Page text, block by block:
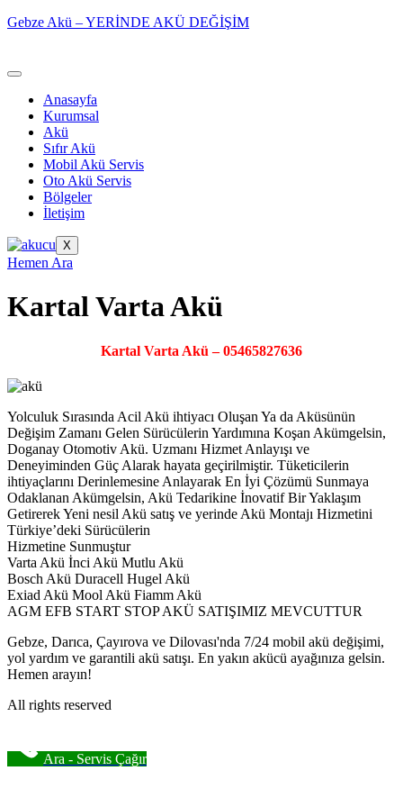
Gebze Akü – YERİNDE AKÜ DEĞİŞİM
Anasayfa
Kurumsal
Akü
Sıfır Akü
Mobil Akü Servis
Oto Akü Servis
Bölgeler
İletişim
X
Hemen Ara
Kartal Varta Akü
Kartal Varta Akü – 05465827636
Yolculuk Sırasında Acil Akü ihtiyacı Oluşan Ya da Aküsünün
Değişim Zamanı Gelen Sürücülerin Yardımına Koşan Akümgelsin,
Doganay Otomotiv Akü. Uzmanı Hizmet Anlayışı ve
Deneyiminden Güç Alarak hayata geçirilmiştir. Tüketicilerin
ihtiyaçlarını Derinlemesine Anlayarak En İyi Çözümü Sunmaya
Odaklanan Akümgelsin, Akü Tedarikine İnovatif Bir Yaklaşım
Getirerek Yeni nesil Akü satış ve yerinde Akü Montajı Hizmetini
Türkiye’deki Sürücülerin
Hizmetine Sunmuştur
Varta Akü İnci Akü Mutlu Akü
Bosch Akü Duracell Hugel Akü
Exiad Akü Mool Akü Fiamm Akü
AGM EFB START STOP AKÜ SATIŞIMIZ MEVCUTTUR
Gebze, Darıca, Çayırova ve Dilovası'nda 7/24 mobil akü değişimi,
yol yardım ve garantili akü satışı. En yakın akücü ayağınıza gelsin.
Hemen arayın!
All rights reserved
Ara - Servis Çağır